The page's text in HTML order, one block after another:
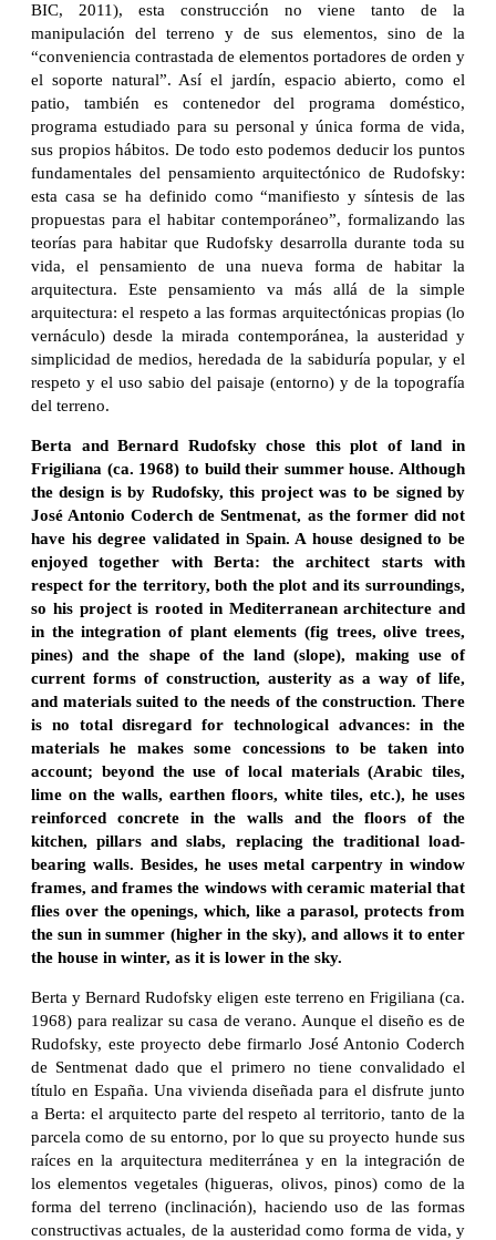
BIC, 2011), esta construcción no viene tanto de la
manipulación del terreno y de sus elementos, sino de la
“conveniencia contrastada de elementos portadores de orden y
el soporte natural”. Así el jardín, espacio abierto, como el
patio, también es contenedor del programa doméstico,
programa estudiado para su personal y única forma de vida,
sus propios hábitos. De todo esto podemos deducir los puntos
fundamentales del pensamiento arquitectónico de Rudofsky:
esta casa se ha definido como “manifiesto y síntesis de las
propuestas para el habitar contemporáneo”, formalizando las
teorías para habitar que Rudofsky desarrolla durante toda su
vida, el pensamiento de una nueva forma de habitar la
arquitectura. Este pensamiento va más allá de la simple
arquitectura: el respeto a las formas arquitectónicas propias (lo
vernáculo) desde la mirada contemporánea, la austeridad y
simplicidad de medios, heredada de la sabiduría popular, y el
respeto y el uso sabio del paisaje (entorno) y de la topografía
del terreno.
Berta and Bernard Rudofsky chose this plot of land in
Frigiliana (ca. 1968) to build their summer house. Although
the design is by Rudofsky, this project was to be signed by
José Antonio Coderch de Sentmenat, as the former did not
have his degree validated in Spain. A house designed to be
enjoyed together with Berta: the architect starts with
respect for the territory, both the plot and its surroundings,
so his project is rooted in Mediterranean architecture and
in the integration of plant elements (fig trees, olive trees,
pines) and the shape of the land (slope), making use of
current forms of construction, austerity as a way of life,
and materials suited to the needs of the construction. There
is no total disregard for technological advances: in the
materials he makes some concessions to be taken into
account; beyond the use of local materials (Arabic tiles,
lime on the walls, earthen floors, white tiles, etc.), he uses
reinforced concrete in the walls and the floors of the
kitchen, pillars and slabs, replacing the traditional load-
bearing walls. Besides, he uses metal carpentry in window
frames, and frames the windows with ceramic material that
flies over the openings, which, like a parasol, protects from
the sun in summer (higher in the sky), and allows it to enter
the house in winter, as it is lower in the sky.
Berta y Bernard Rudofsky eligen este terreno en Frigiliana (ca.
1968) para realizar su casa de verano. Aunque el diseño es de
Rudofsky, este proyecto debe firmarlo José Antonio Coderch
de Sentmenat dado que el primero no tiene convalidado el
título en España. Una vivienda diseñada para el disfrute junto
a Berta: el arquitecto parte del respeto al territorio, tanto de la
parcela como de su entorno, por lo que su proyecto hunde sus
raíces en la arquitectura mediterránea y en la integración de
los elementos vegetales (higueras, olivos, pinos) como de la
forma del terreno (inclinación), haciendo uso de las formas
constructivas actuales, de la austeridad como forma de vida, y